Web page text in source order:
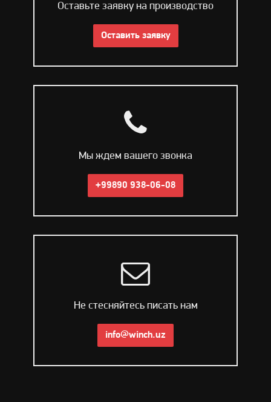
Оставьте заявку на производство
Оставить заявку
Мы ждем вашего звонка
+99890 938-06-08
Не стесняйтесь писать нам
info@winch.uz